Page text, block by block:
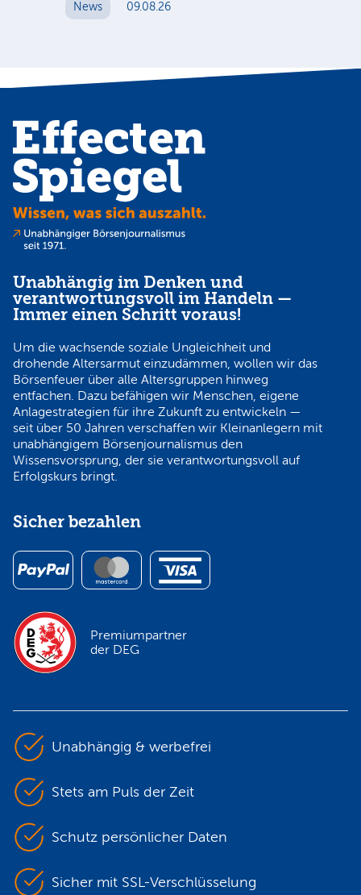
News 09.08.26
Unabhängig im Denken und
verantwortungsvoll im Handeln —
Immer einen Schritt voraus!
Um die wachsende soziale Ungleichheit und
drohende Altersarmut einzudämmen, wollen wir das
Börsenfeuer über alle Altersgruppen hinweg
entfachen. Dazu befähigen wir Menschen, eigene
Anlagestrategien für ihre Zukunft zu entwickeln —
seit über 50 Jahren verschaffen wir Kleinanlegern mit
unabhängigem Börsenjournalismus den
Wissensvorsprung, der sie verantwortungsvoll auf
Erfolgskurs bringt.
Sicher bezahlen
Premiumpartner
der DEG
Unabhängig & werbefrei
Stets am Puls der Zeit
Schutz persönlicher Daten
Sicher mit SSL-Verschlüsselung